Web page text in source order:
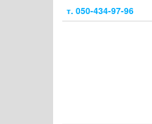
т. 050-434-97-96